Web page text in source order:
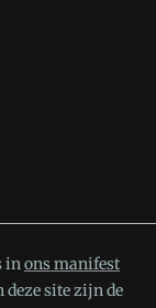
inons manifest
deze site zijn de